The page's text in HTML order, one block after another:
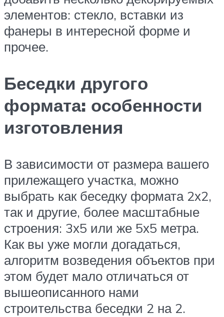
элементов: стекло, вставки из
фанеры в интересной форме и
прочее.
Беседки другого
формата: особенности
изготовления
В зависимости от размера вашего
прилежащего участка, можно
выбрать как беседку формата 2х2,
так и другие, более масштабные
строения: 3х5 или же 5х5 метра.
Как вы уже могли догадаться,
алгоритм возведения объектов при
этом будет мало отличаться от
вышеописанного нами
строительства беседки 2 на 2.